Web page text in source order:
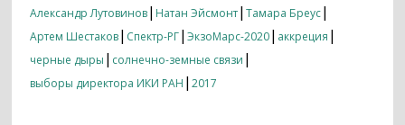
Александр Лутовинов| Натан Эйсмонт|Тамара Бреус|
Артем Шестаков| Спектр-РГ|ЭкзоМарс-2020| аккреция |
черные дыры | солнечно-земные связи |
выборы директора ИКИ РАН |2017